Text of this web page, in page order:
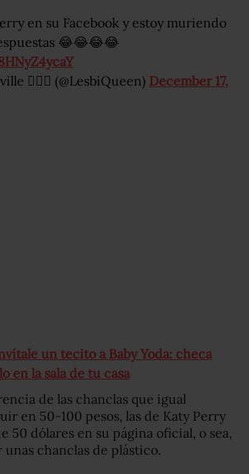
en su Facebook y estoy muriendo
😂😂😂😂
🏳️‍🌈👑 (@LesbiQueen) December 17,
un tecito a Baby Yoda: checa
en la sala de tu casa
de las chanclas que igual
en 50-100 pesos, las de Katy Perry
50 dólares en su página oficial, o sea,
unas chanclas de plástico.